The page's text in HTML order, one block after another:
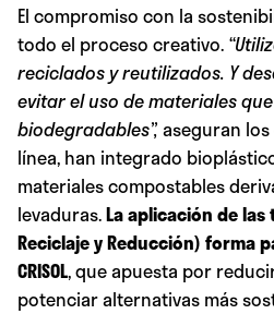
El compromiso con la
todo el proceso creativo.
reciclados y reutilizados. Y
evitar el uso de materiales
biodegradables”, aseguran
línea, han integrado
materiales compostables
levaduras.La aplicación de
Reciclaje y Reducción) forma
CRISOL, que apuesta por
potenciar alternativas más